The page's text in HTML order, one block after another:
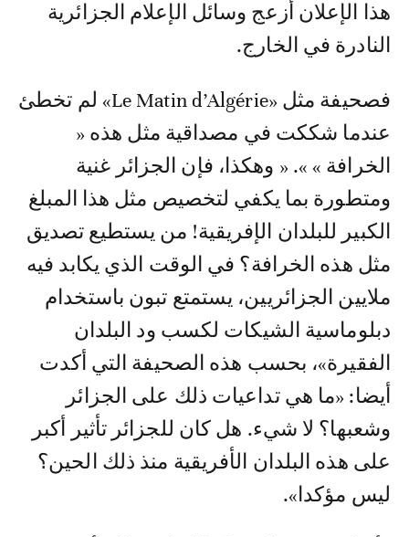
هذا الإعلان أزعج وسائل الإعلام الجزائرية
النادرة في الخارج.
فصحيفة مثل «Le Matin d’Algérie» لم تخطئ
عندما شككت في مصداقية مثل هذه «
الخرافة » ». « وهكذا، فإن الجزائر غنية
ومتطورة بما يكفي لتخصيص مثل هذا المبلغ
الكبير للبلدان الإفريقية! من يستطيع تصديق
مثل هذه الخرافة؟ في الوقت الذي يكابد فيه
ملايين الجزائريين، يستمتع تبون باستخدام
دبلوماسية الشيكات لكسب ود البلدان
الفقيرة»، بحسب هذه الصحيفة التي أكدت
أيضا: «ما هي تداعيات ذلك على الجزائر
وشعبها؟ لا شيء. هل كان للجزائر تأثير أكبر
على هذه البلدان الأفريقية منذ ذلك الحين؟
ليس مؤكدا».